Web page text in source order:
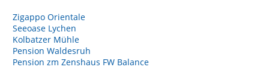
Zigappo Orientale
Seeoase Lychen
Kolbatzer Mühle
Pension Waldesruh
Pension zm Zenshaus FW Balance